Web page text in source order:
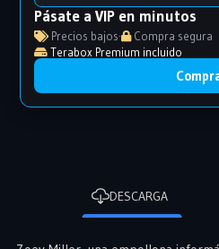
Pásate a VIP en minutos
Precios bajos·
Compra segura
Terabox Premium incluido
DESCARGA